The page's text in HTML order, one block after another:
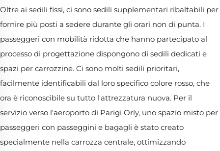
Oltre ai sedili fissi, ci sono sedili supplementari ribaltabili per
fornire più posti a sedere durante gli orari non di punta. I
passeggeri con mobilità ridotta che hanno partecipato al
processo di progettazione dispongono di sedili dedicati e
spazi per carrozzine. Ci sono molti sedili prioritari,
facilmente identificabili dal loro specifico colore rosso, che
ora è riconoscibile su tutto l'attrezzatura nuova. Per il
servizio verso l'aeroporto di Parigi Orly, uno spazio misto per
passeggeri con passeggini e bagagli è stato creato
specialmente nella carrozza centrale, ottimizzando